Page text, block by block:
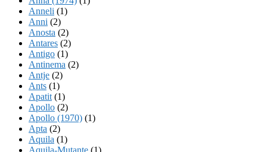
Anneli (1)
Anni (2)
Anosta (2)
Antares (2)
Antigo (1)
Antinema (2)
Antje (2)
Ants (1)
Apatit (1)
Apollo (2)
Apollo (1970) (1)
Apta (2)
Aquila (1)
Aquila-Mutante (1)